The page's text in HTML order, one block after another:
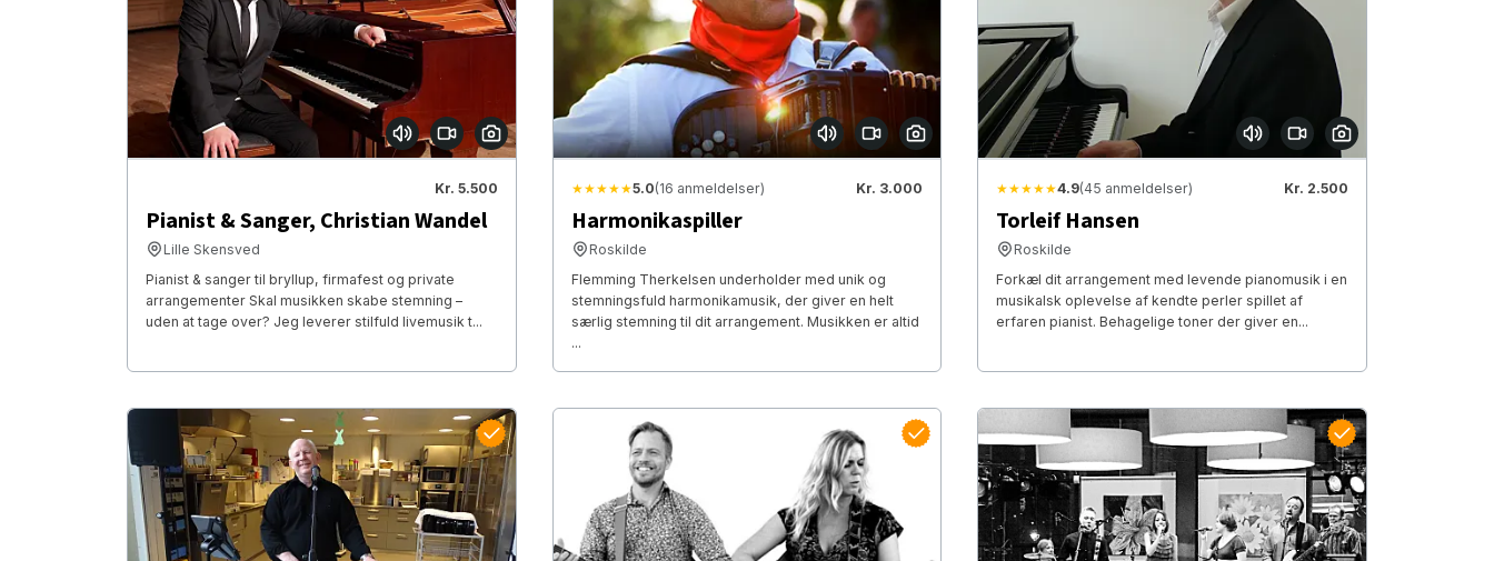
Kr. 5.500
Pianist & Sanger, Christian Wandel
Lille Skensved
Pianist & sanger til bryllup, firmafest og private
arrangementer Skal musikken skabe stemning –
uden at tage over? Jeg leverer stilfuld livemusik t...
★★★★★5.0(16 anmeldelser) Kr. 3.000
Harmonikaspiller
Roskilde
Flemming Therkelsen underholder med unik og
stemningsfuld harmonikamusik, der giver en helt
særlig stemning til dit arrangement. Musikken er altid
...
★★★★★4.9(45 anmeldelser) Kr. 2.500
Torleif Hansen
Roskilde
Forkæl dit arrangement med levende pianomusik i en
musikalsk oplevelse af kendte perler spillet af
erfaren pianist. Behagelige toner der giver en...